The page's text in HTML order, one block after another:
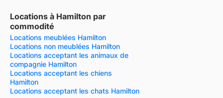
Locations à Hamilton par
commodité
Locations meublées Hamilton
Locations non meublées Hamilton
Locations acceptant les animaux de
compagnie Hamilton
Locations acceptant les chiens
Hamilton
Locations acceptant les chats Hamilton